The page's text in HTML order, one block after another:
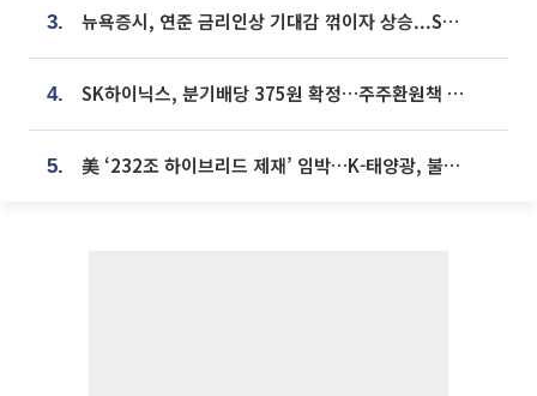
3. 뉴욕증시, 연준 금리인상 기대감 꺾이자 상승...S&P500 사상 최고치 [종합]
4. SK하이닉스, 분기배당 375원 확정…주주환원책 9월로 앞당겨 발표
5. 美 ‘232조 하이브리드 제재’ 임박…K-태양광, 불확실성 털고 날개 다나